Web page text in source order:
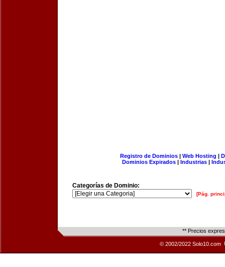
Registro de Dominios| Web Hosting |
Dominios Expirados | Industrias |
Categorías de Dominio:
[Pág.
** Precios
© 2002/2022 Solo10.com